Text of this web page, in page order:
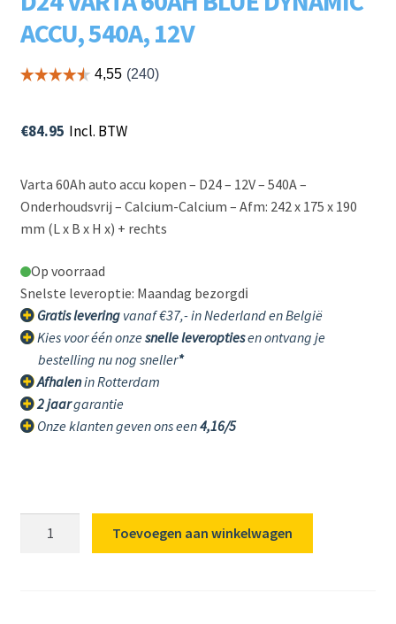
ACCU, 540A, 12V
€84.95 Incl. BTW
Varta 60Ah auto accu kopen – D24 – 12V – 540A –
Onderhoudsvrij – Calcium-Calcium – Afm: 242 x 175 x 190
mm (L x B x H x) + rechts 
Op voorraad
Snelste leveroptie: Maandag bezorgdℹ️
Gratis leveringvanaf €37,- in Nederland en België
Kies voor één onze snelle leveroptiesen ontvang je
bestelling nu nog sneller*
Afhalenin Rotterdam
2 jaargarantie
Onze klanten geven ons een4,16/5
Toevoegen aan winkelwagen